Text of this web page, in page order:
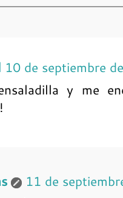
10 de septiembre
y me
11 de